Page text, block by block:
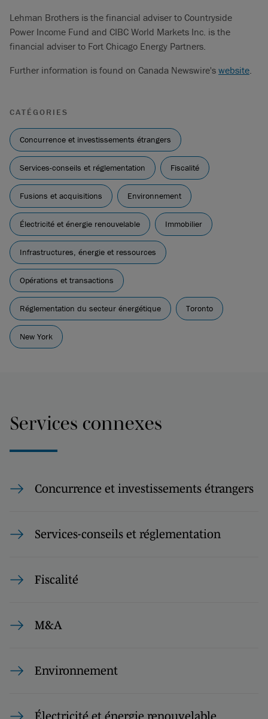
Lehman Brothers is the financial adviser to Countryside
Power Income Fund and CIBC World Markets Inc. is the
financial adviser to Fort Chicago Energy Partners.
Further information is found on Canada Newswire's website.
CATÉGORIES
Concurrence et investissements étrangers
Services-conseils et réglementation Fiscalité
Fusions et acquisitions Environnement
Électricité et énergie renouvelable Immobilier
Infrastructures, énergie et ressources
Opérations et transactions
Réglementation du secteur énergétique Toronto
New York
Services connexes
Concurrence et investissements étrangers
Services-conseils et réglementation
Fiscalité
M&A
Environnement
Électricité et énergie renouvelable